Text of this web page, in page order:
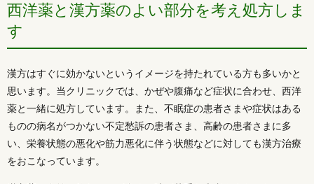
西洋薬と漢方薬のよい部分を考え処方しま
す
漢方はすぐに効かないというイメージを持たれている方も多いかと
思います。当クリニックでは、かぜや腹痛など症状に合わせ、西洋
薬と一緒に処方しています。また、不眠症の患者さまや症状はある
ものの病名がつかない不定愁訴の患者さま、高齢の患者さまに多
い、栄養状態の悪化や筋力悪化に伴う状態などに対しても漢方治療
をおこなっています。